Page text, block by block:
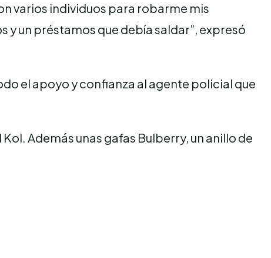
varios individuos para robarme mis
y un préstamos que debía saldar”, expresó
el apoyo y confianza al agente policial que
Además unas gafas Bulberry, un anillo de